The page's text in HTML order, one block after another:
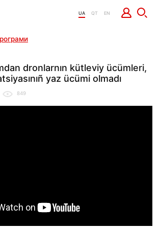
UA QT EN
dronlarnın kütleviy ücümleri,
yaz ücümi olmadı
849